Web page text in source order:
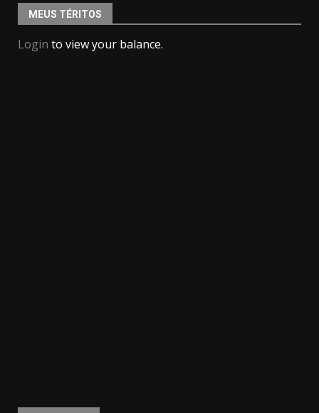
MEUS TÉRITOS
Login to view your balance.